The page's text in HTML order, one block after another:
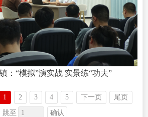
：“模拟”演实战 实景练“功夫”
1 2 3 4 5 下一页 尾页
跳至 确认